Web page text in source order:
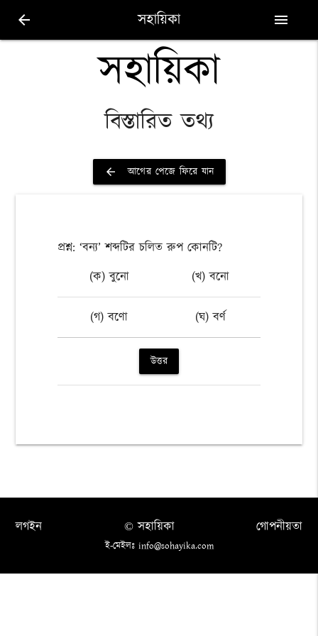
arrow_back সহায়িকা menu
সহায়িকা
বিস্তারিত তথ্য
arrow_back আগের পেজে ফিরে যান
প্রশ্ন: ‘বন্য’ শব্দটির চলিত রুপ কোনটি?
(ক) বুনো
(খ) বনো
(গ) বণো (ঘ) বর্ণ
উত্তর
লগইন গোপনীয়তা
© সহায়িকা
ই-মেইলঃ info@sohayika.com